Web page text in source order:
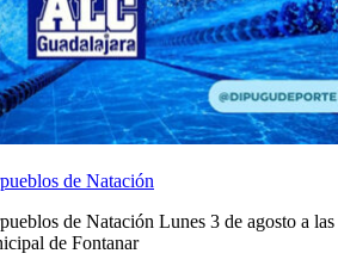
de Natación
de Natación Lunes 3 de agosto a las
de Fontanar